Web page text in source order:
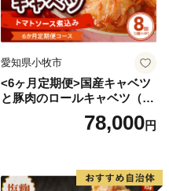
愛知県小牧市
<6ヶ月定期便>国産キャベツ
と豚肉のロールキャベツ（4P
78,000円